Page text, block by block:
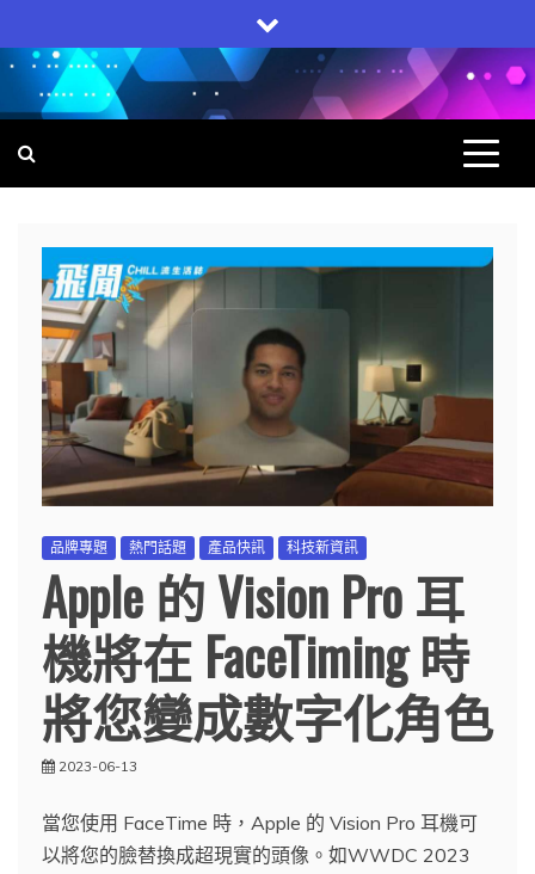
to
content
飛聞
集科技, 生活, 電子產品一身的網上雜誌
品牌專題 熱門話題 產品快訊 科技新資訊
Apple 的 Vision Pro 耳
機將在 FaceTiming 時
將您變成數字化角色
2023-06-13
當您使用 FaceTime 時，Apple 的 Vision Pro 耳機可
以將您的臉替換成超現實的頭像。如WWDC 2023